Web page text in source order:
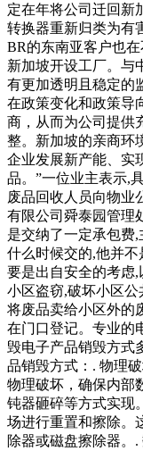
定在年将公司迁回新
转换器重新归类为有
BR的东南亚客户也
新加坡开设工厂。与
有更加透明且稳定的
在政策变化和政策导
商，从而为公司提供
整。新加坡的亲商环
企业发展新产能、实
品。”一位业主表示,
废品回收人员向物业
有限公司舜泰园管理
是交纳了一定承包费
什么时候交的,他并
要是出自安全的考虑
小区盗窃,破坏小区
将废品卖给小区外的
在门口登记。专业的
毁电子产品销毁方式
品销毁方式：. 物理
物理破坏，确保内部
钝器砸碎等方式实现
场进行重置和擦除。
除器或磁盘擦除器。